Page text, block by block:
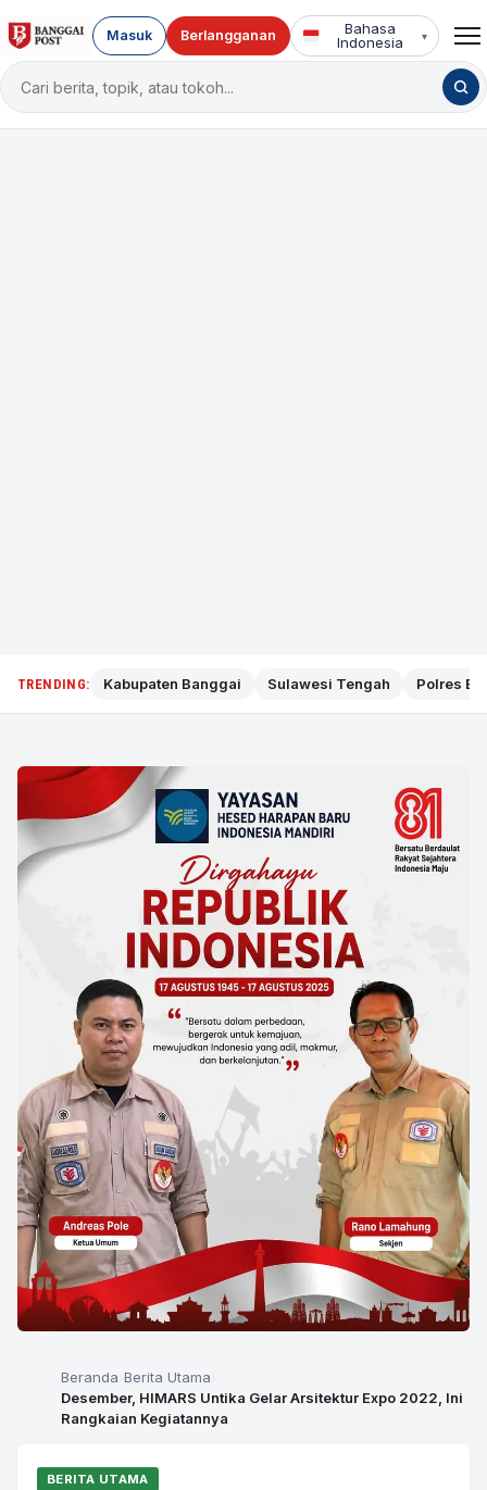
Cari
berita
Masuk Berlangganan
Bahasa
Indonesia
▾
TRENDING: Kabupaten Banggai Sulawesi Tengah Polres
Beranda Berita Utama
Desember, HIMARS Untika Gelar Arsitektur Expo 2022, Ini
Rangkaian Kegiatannya
BERITA UTAMA